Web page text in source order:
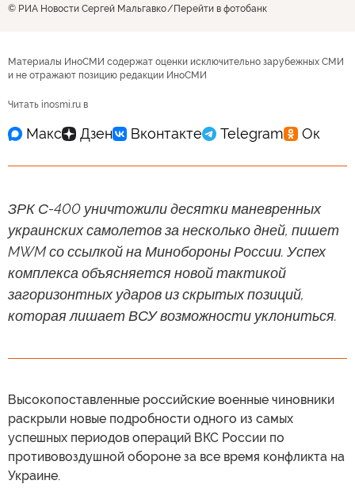
© РИА Новости Сергей Мальгавко Перейти в фотобанк
Материалы ИноСМИ содержат оценки исключительно зарубежных СМИ
и не отражают позицию редакции ИноСМИ
Читать inosmi.ru в
ЗРК С-400 уничтожили десятки маневренных
украинских самолетов за несколько дней, пишет
MWM со ссылкой на Минобороны России. Успех
комплекса объясняется новой тактикой
загоризонтных ударов из скрытых позиций,
которая лишает ВСУ возможности уклониться.
Высокопоставленные российские военные чиновники
раскрыли новые подробности одного из самых
успешных периодов операций ВКС России по
противовоздушной обороне за все время конфликта на
Украине.